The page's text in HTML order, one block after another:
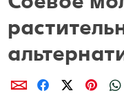
Энциклопедия
PARKSIDE
Pецепты
Новинки
Онлайн-журнал
ПоделиcьПоделиcь